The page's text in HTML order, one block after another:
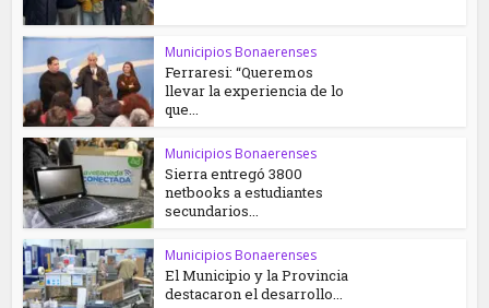
Municipios Bonaerenses
Ferraresi: “Queremos
llevar la experiencia de lo
que...
Municipios Bonaerenses
Sierra entregó 3800
netbooks a estudiantes
secundarios...
Municipios Bonaerenses
El Municipio y la Provincia
destacaron el desarrollo...